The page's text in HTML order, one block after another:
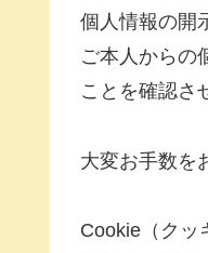
個人情報の開
ご本人からの
ことを確認さ
大変お手数を
Cookie（クッ